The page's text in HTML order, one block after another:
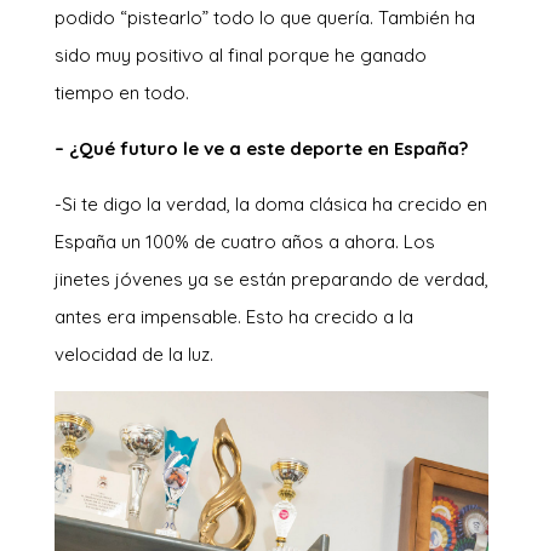
podido “pistearlo” todo lo que quería. También ha
sido muy positivo al final porque he ganado
tiempo en todo.
– ¿Qué futuro le ve a este deporte en España?
-Si te digo la verdad, la doma clásica ha crecido en
España un 100% de cuatro años a ahora. Los
jinetes jóvenes ya se están preparando de verdad,
antes era impensable. Esto ha crecido a la
velocidad de la luz.